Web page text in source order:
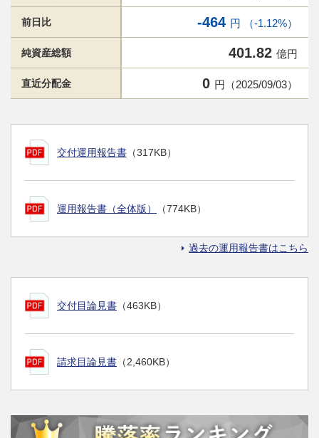
前日比 -464 円 （-1.12%）
純資産総額 401.82 億円
直近分配金 0 円（2025/09/03）
交付運用報告書 （317KB）
運用報告書（全体版） （774KB）
過去の運用報告書はこちら
交付目論見書 （463KB）
請求目論見書 （2,460KB）